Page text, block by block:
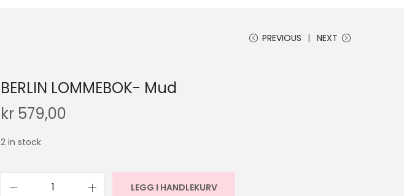
PREVIOUS NEXT
BERLIN LOMMEBOK- Mud
kr 579,00
2 in stock
LEGG I HANDLEKURV